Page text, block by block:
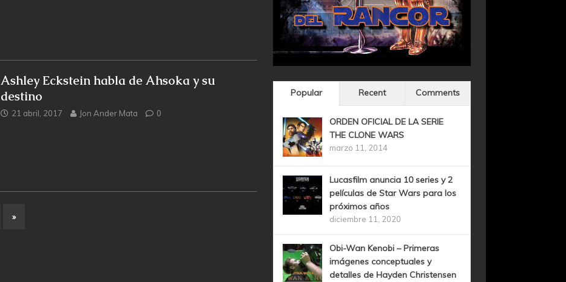
Ashley Eckstein habla de Ahsoka y su
destino
21 abril, 2017 Jon Ander Mata 0
»
Popular Recent Comments
ORDEN OFICIAL DE LA SERIE
THE CLONE WARS
marzo 11, 2014
Lucasfilm anuncia 10 series y 2
películas de Star Wars para los
próximos años
diciembre 11, 2020
Obi-Wan Kenobi – Primeras
imágenes conceptuales y
detalles de Hayden Christensen